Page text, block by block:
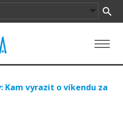
Kam vyrazit o víkendu za